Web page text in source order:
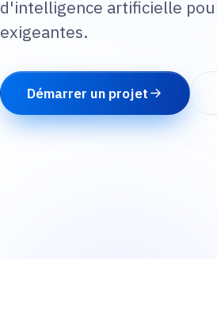
d'intelligence artificielle
exigeantes.
Démarrer un projet